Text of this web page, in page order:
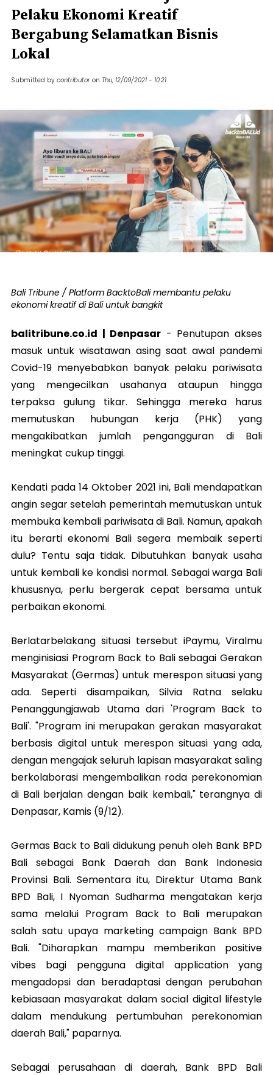
Pelaku Ekonomi Kreatif
Bergabung Selamatkan Bisnis
Lokal
Submitted by contributor on Thu, 12/09/2021 - 10:21
Bali Tribune / Platform BacktoBali membantu pelaku
ekonomi kreatif di Bali untuk bangkit
balitribune.co.id | Denpasar - Penutupan akses
masuk untuk wisatawan asing saat awal pandemi
Covid-19 menyebabkan banyak pelaku pariwisata
yang mengecilkan usahanya ataupun hingga
terpaksa gulung tikar. Sehingga mereka harus
memutuskan hubungan kerja (PHK) yang
mengakibatkan jumlah pengangguran di Bali
meningkat cukup tinggi.
Kendati pada 14 Oktober 2021 ini, Bali mendapatkan
angin segar setelah pemerintah memutuskan untuk
membuka kembali pariwisata di Bali. Namun, apakah
itu berarti ekonomi Bali segera membaik seperti
dulu? Tentu saja tidak. Dibutuhkan banyak usaha
untuk kembali ke kondisi normal. Sebagai warga Bali
khususnya, perlu bergerak cepat bersama untuk
perbaikan ekonomi.
Berlatarbelakang situasi tersebut iPaymu, Viralmu
menginisiasi Program Back to Bali sebagai Gerakan
Masyarakat (Germas) untuk merespon situasi yang
ada. Seperti disampaikan, Silvia Ratna selaku
Penanggungjawab Utama dari 'Program Back to
Bali'. "Program ini merupakan gerakan masyarakat
berbasis digital untuk merespon situasi yang ada,
dengan mengajak seluruh lapisan masyarakat saling
berkolaborasi mengembalikan roda perekonomian
di Bali berjalan dengan baik kembali," terangnya di
Denpasar, Kamis (9/12).
Germas Back to Bali didukung penuh oleh Bank BPD
Bali sebagai Bank Daerah dan Bank Indonesia
Provinsi Bali. Sementara itu, Direktur Utama Bank
BPD Bali, I Nyoman Sudharma mengatakan kerja
sama melalui Program Back to Bali merupakan
salah satu upaya marketing campaign Bank BPD
Bali. "Diharapkan mampu memberikan positive
vibes bagi pengguna digital application yang
mengadopsi dan beradaptasi dengan perubahan
kebiasaan masyarakat dalam social digital lifestyle
dalam mendukung pertumbuhan perekonomian
daerah Bali," paparnya.
Sebagai perusahaan di daerah, Bank BPD Bali